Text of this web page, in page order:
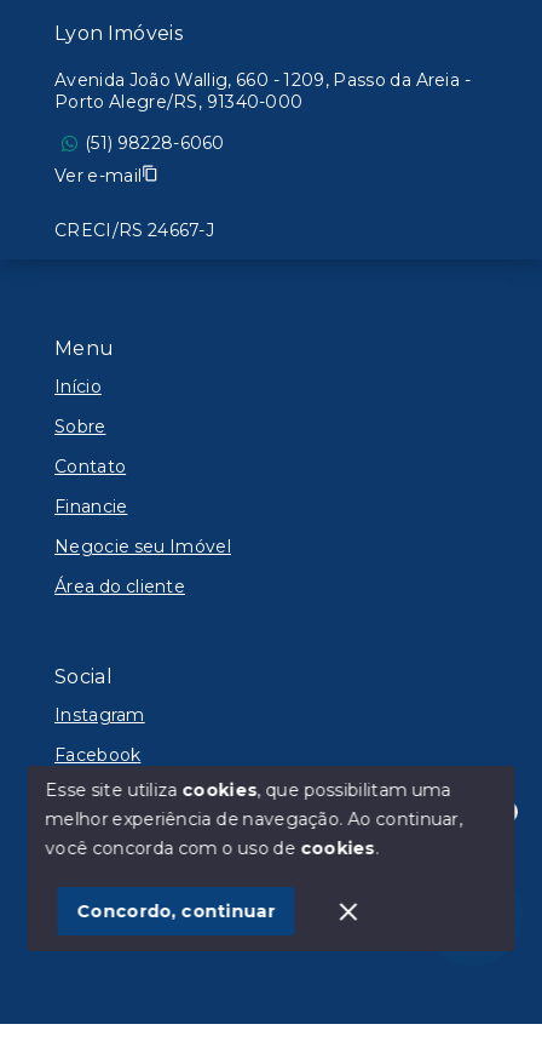
Olá! Estamos disponíveis para te ajudar.
Menu
Início
Sobre
Contato
Financie
Negocie seu Imóvel
Área do cliente
Social
Instagram
Facebook
© Copyright 2026 - Lyon Imóveis - Todos os direitos
SITE PARA IMOBILIARIA
Lyon Imóveis
Avenida João Wallig, 660 - 1209, Passo da Areia -
Porto Alegre/RS, 91340-000
(51) 98228-6060
Ver e-mail
CRECI/RS 24667-J
Esse site utiliza cookies, que possibilitam uma
melhor experiência de navegação.Ao continuar,
você concorda com o uso de cookies.
Concordo, continuar